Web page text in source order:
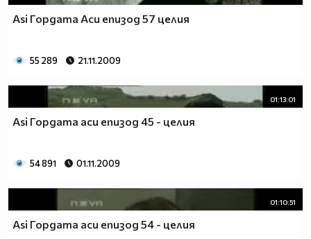
Asi Гордата Аси епизод 57 целия
55 289 21.11.2009
01:13:01
Asi Гордата аси епизод 45 - целия
54 891 01.11.2009
01:10:51
Asi Гордата аси епизод 54 - целия